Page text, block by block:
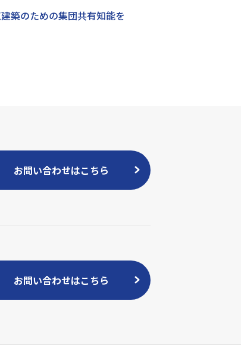
築のための集団共有知能を
お問い合わせはこちら
お問い合わせはこちら